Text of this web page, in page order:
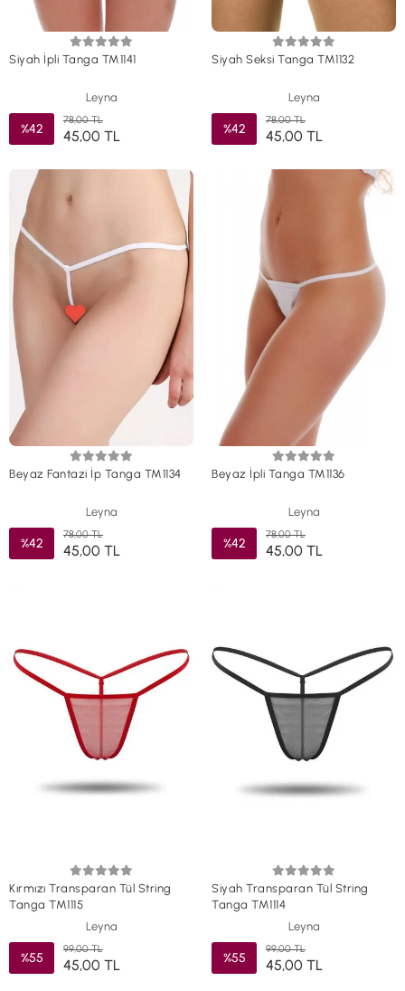
Siyah İpli Tanga TM1141
Leyna
%42
78,00 TL
45,00 TL
Siyah Seksi Tanga TM1132
Leyna
%42
78,00 TL
45,00 TL
Beyaz Fantazi İp Tanga TM1134
Leyna
%42
78,00 TL
45,00 TL
Beyaz İpli Tanga TM1136
Leyna
%42
78,00 TL
45,00 TL
Kırmızı Transparan Tül String
Tanga TM1115
Leyna
%55
99,00 TL
45,00 TL
Siyah Transparan Tül String
Tanga TM1114
Leyna
%55
99,00 TL
45,00 TL